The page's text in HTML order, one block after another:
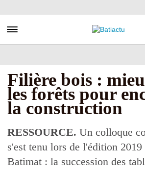
au
principal
Toggle navigation
Filière bois :
les forêts pour
la construction
RESSOURCE. Un colloque
s'est tenu lors de l'édition 2019
Batimat : la succession des